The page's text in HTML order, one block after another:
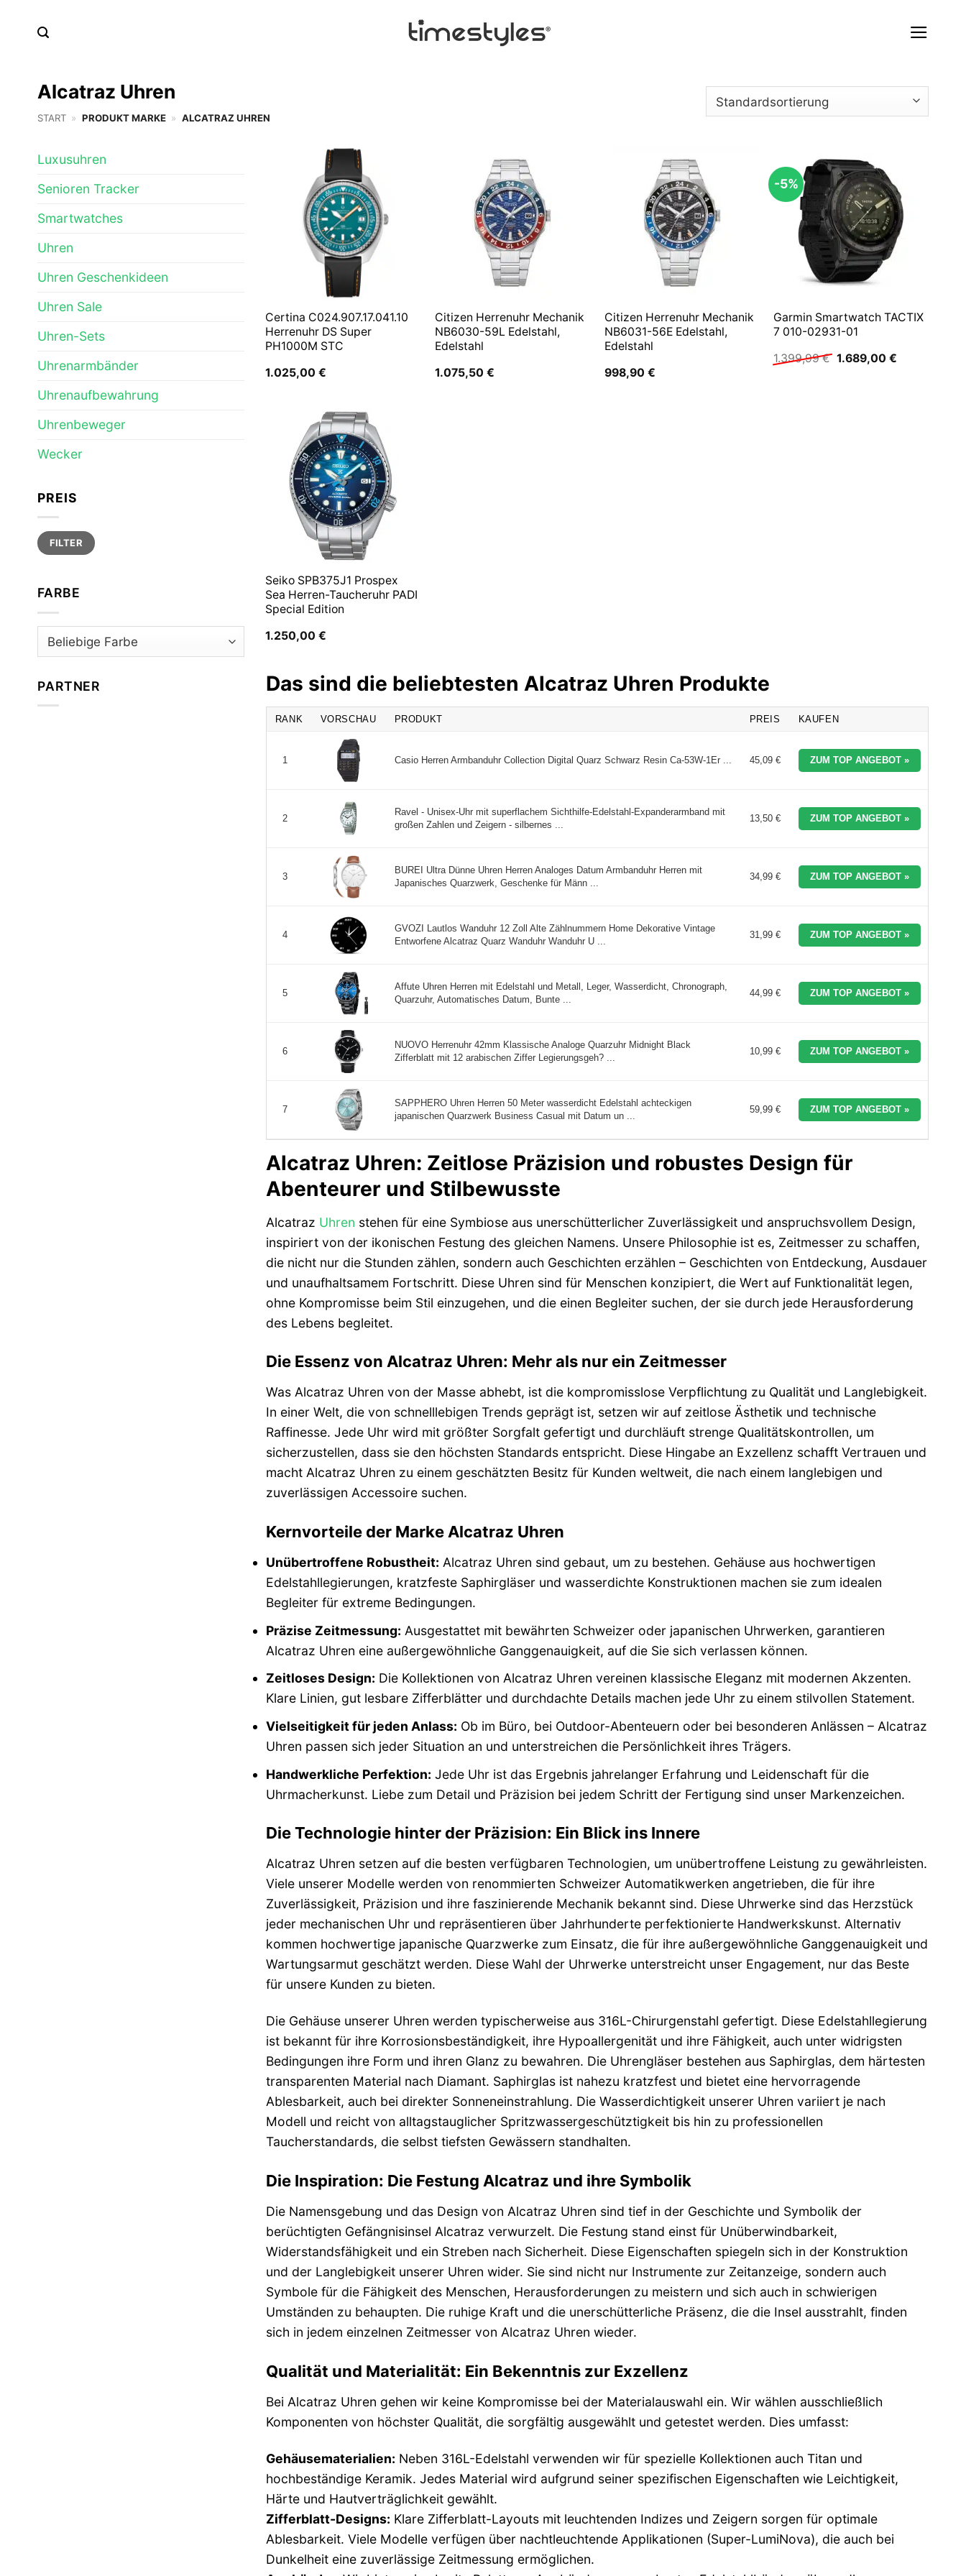
Alcatraz Uhren
START » PRODUKT MARKE » ALCATRAZ UHREN
Luxusuhren
Senioren Tracker
Smartwatches
Uhren
Uhren Geschenkideen
Uhren Sale
Uhren-Sets
Uhrenarmbänder
Uhrenaufbewahrung
Uhrenbeweger
Wecker
PREIS
Min.
Preis
Max.
PreisFILTER
FARBE
PARTNER
Certina C024.907.17.041.10
Herrenuhr DS Super
PH1000M STC
1.025,00€
Citizen Herrenuhr Mechanik
NB6030-59L Edelstahl,
Edelstahl
1.075,50 €
Citizen Herrenuhr Mechanik
NB6031-56E Edelstahl,
Edelstahl
998,90 €
-5%
Garmin Smartwatch TACTIX
7 010-02931-01
1.399,99€ Ursprünglicher
1.689,00 €Aktueller
Seiko SPB375J1 Prospex
Sea Herren-Taucheruhr PADI
Special Edition
1.250,00€
Das sind die beliebtesten Alcatraz Uhren Produkte
RANK VORSCHAU PRODUKT PREIS KAUFEN
1 Casio Herren Armbanduhr Collection Digital Quarz Schwarz Resin Ca-53W-1Er ... 45,09 € ZUM TOP ANGEBOT »
2
Ravel - Unisex-Uhr mit superflachem Sichthilfe-Edelstahl-Expanderarmband mit
großen Zahlen und Zeigern - silbernes ...
13,50 € ZUM TOP ANGEBOT »
3
BUREI Ultra Dünne Uhren Herren Analoges Datum Armbanduhr Herren mit
Japanisches Quarzwerk, Geschenke für Männ ...
34,99 € ZUM TOP ANGEBOT »
4
GVOZI Lautlos Wanduhr 12 Zoll Alte Zählnummern Home Dekorative Vintage
Entworfene Alcatraz Quarz Wanduhr Wanduhr U ...
31,99 € ZUM TOP ANGEBOT »
5
Affute Uhren Herren mit Edelstahl und Metall, Leger, Wasserdicht, Chronograph,
Quarzuhr, Automatisches Datum, Bunte ...
44,99 € ZUM TOP ANGEBOT »
6
NUOVO Herrenuhr 42mm Klassische Analoge Quarzuhr Midnight Black
Zifferblatt mit 12 arabischen Ziffer Legierungsgeh? ...
10,99 € ZUM TOP ANGEBOT »
7
SAPPHERO Uhren Herren 50 Meter wasserdicht Edelstahl achteckigen
japanischen Quarzwerk Business Casual mit Datum un ...
59,99 € ZUM TOP ANGEBOT »
Alcatraz Uhren: Zeitlose Präzision und robustes Design für
Abenteurer und Stilbewusste
Alcatraz Uhren stehen für eine Symbiose aus unerschütterlicher Zuverlässigkeit und anspruchsvollem Design,
inspiriert von der ikonischen Festung des gleichen Namens. Unsere Philosophie ist es, Zeitmesser zu schaffen,
die nicht nur die Stunden zählen, sondern auch Geschichten erzählen – Geschichten von Entdeckung, Ausdauer
und unaufhaltsamem Fortschritt. Diese Uhren sind für Menschen konzipiert, die Wert auf Funktionalität legen,
ohne Kompromisse beim Stil einzugehen, und die einen Begleiter suchen, der sie durch jede Herausforderung
des Lebens begleitet.
Die Essenz von Alcatraz Uhren: Mehr als nur ein Zeitmesser
Was Alcatraz Uhren von der Masse abhebt, ist die kompromisslose Verpflichtung zu Qualität und Langlebigkeit.
In einer Welt, die von schnelllebigen Trends geprägt ist, setzen wir auf zeitlose Ästhetik und technische
Raffinesse. Jede Uhr wird mit größter Sorgfalt gefertigt und durchläuft strenge Qualitätskontrollen, um
sicherzustellen, dass sie den höchsten Standards entspricht. Diese Hingabe an Exzellenz schafft Vertrauen und
macht Alcatraz Uhren zu einem geschätzten Besitz für Kunden weltweit, die nach einem langlebigen und
zuverlässigen Accessoire suchen.
Kernvorteile der Marke Alcatraz Uhren
Unübertroffene Robustheit: Alcatraz Uhren sind gebaut, um zu bestehen. Gehäuse aus hochwertigen
Edelstahllegierungen, kratzfeste Saphirgläser und wasserdichte Konstruktionen machen sie zum idealen
Begleiter für extreme Bedingungen.
Präzise Zeitmessung: Ausgestattet mit bewährten Schweizer oder japanischen Uhrwerken, garantieren
Alcatraz Uhren eine außergewöhnliche Ganggenauigkeit, auf die Sie sich verlassen können.
Zeitloses Design: Die Kollektionen von Alcatraz Uhren vereinen klassische Eleganz mit modernen Akzenten.
Klare Linien, gut lesbare Zifferblätter und durchdachte Details machen jede Uhr zu einem stilvollen Statement.
Vielseitigkeit für jeden Anlass: Ob im Büro, bei Outdoor-Abenteuern oder bei besonderen Anlässen – Alcatraz
Uhren passen sich jeder Situation an und unterstreichen die Persönlichkeit ihres Trägers.
Handwerkliche Perfektion: Jede Uhr ist das Ergebnis jahrelanger Erfahrung und Leidenschaft für die
Uhrmacherkunst. Liebe zum Detail und Präzision bei jedem Schritt der Fertigung sind unser Markenzeichen.
Die Technologie hinter der Präzision: Ein Blick ins Innere
Alcatraz Uhren setzen auf die besten verfügbaren Technologien, um unübertroffene Leistung zu gewährleisten.
Viele unserer Modelle werden von renommierten Schweizer Automatikwerken angetrieben, die für ihre
Zuverlässigkeit, Präzision und ihre faszinierende Mechanik bekannt sind. Diese Uhrwerke sind das Herzstück
jeder mechanischen Uhr und repräsentieren über Jahrhunderte perfektionierte Handwerkskunst. Alternativ
kommen hochwertige japanische Quarzwerke zum Einsatz, die für ihre außergewöhnliche Ganggenauigkeit und
Wartungsarmut geschätzt werden. Diese Wahl der Uhrwerke unterstreicht unser Engagement, nur das Beste
für unsere Kunden zu bieten.
Die Gehäuse unserer Uhren werden typischerweise aus 316L-Chirurgenstahl gefertigt. Diese Edelstahllegierung
ist bekannt für ihre Korrosionsbeständigkeit, ihre Hypoallergenität und ihre Fähigkeit, auch unter widrigsten
Bedingungen ihre Form und ihren Glanz zu bewahren. Die Uhrengläser bestehen aus Saphirglas, dem härtesten
transparenten Material nach Diamant. Saphirglas ist nahezu kratzfest und bietet eine hervorragende
Ablesbarkeit, auch bei direkter Sonneneinstrahlung. Die Wasserdichtigkeit unserer Uhren variiert je nach
Modell und reicht von alltagstauglicher Spritzwassergeschütztigkeit bis hin zu professionellen
Taucherstandards, die selbst tiefsten Gewässern standhalten.
Die Inspiration: Die Festung Alcatraz und ihre Symbolik
Die Namensgebung und das Design von Alcatraz Uhren sind tief in der Geschichte und Symbolik der
berüchtigten Gefängnisinsel Alcatraz verwurzelt. Die Festung stand einst für Unüberwindbarkeit,
Widerstandsfähigkeit und ein Streben nach Sicherheit. Diese Eigenschaften spiegeln sich in der Konstruktion
und der Langlebigkeit unserer Uhren wider. Sie sind nicht nur Instrumente zur Zeitanzeige, sondern auch
Symbole für die Fähigkeit des Menschen, Herausforderungen zu meistern und sich auch in schwierigen
Umständen zu behaupten. Die ruhige Kraft und die unerschütterliche Präsenz, die die Insel ausstrahlt, finden
sich in jedem einzelnen Zeitmesser von Alcatraz Uhren wieder.
Qualität und Materialität: Ein Bekenntnis zur Exzellenz
Bei Alcatraz Uhren gehen wir keine Kompromisse bei der Materialauswahl ein. Wir wählen ausschließlich
Komponenten von höchster Qualität, die sorgfältig ausgewählt und getestet werden. Dies umfasst:
Gehäusematerialien: Neben 316L-Edelstahl verwenden wir für spezielle Kollektionen auch Titan und
hochbeständige Keramik. Jedes Material wird aufgrund seiner spezifischen Eigenschaften wie Leichtigkeit,
Härte und Hautverträglichkeit gewählt.
Zifferblatt-Designs: Klare Zifferblatt-Layouts mit leuchtenden Indizes und Zeigern sorgen für optimale
Ablesbarkeit. Viele Modelle verfügen über nachtleuchtende Applikationen (Super-LumiNova), die auch bei
Dunkelheit eine zuverlässige Zeitmessung ermöglichen.